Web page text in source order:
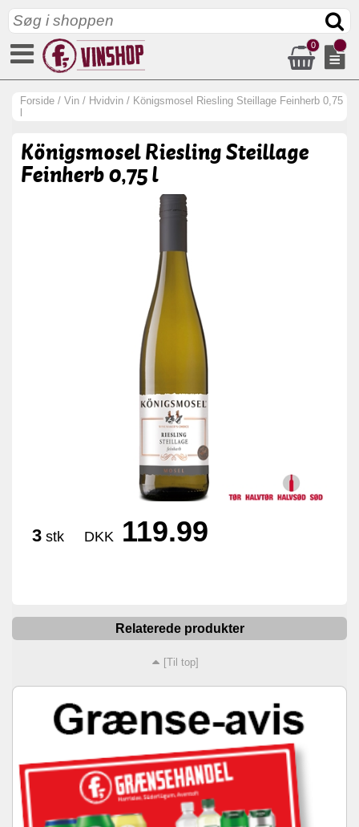
0
Forside / Vin / Hvidvin / Königsmosel Riesling Steillage Feinherb 0,75
Königsmosel Riesling Steillage
Feinherb 0,75 l
3 stk DKK 119.99
Relaterede produkter
[Til top]